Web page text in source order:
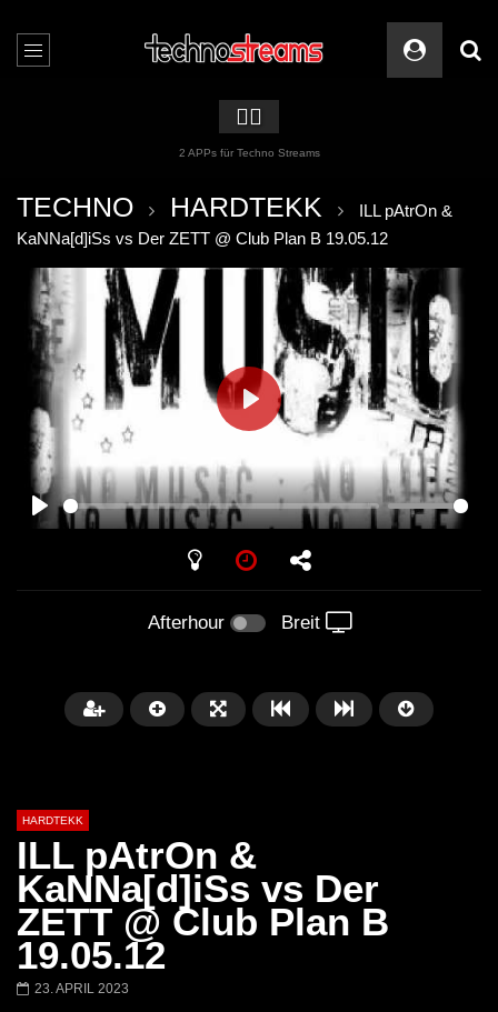
🏳️‍🌈
2 APPs für Techno Streams
TECHNO HARDTEKK
ILL pAtrOn &
KaNNa[d]iSs vs Der ZETT @ Club Plan B 19.05.12
PLAY
PLAY
Afterhour Breit
Später
H4U | Minupren vs Craig Mortalis
@ altes Militärgelände
00:52:44
HARDTEKK
ILL pAtrOn &
KaNNa[d]iSs vs Der
ZETT @ Club Plan B
19.05.12
23. APRIL 2023